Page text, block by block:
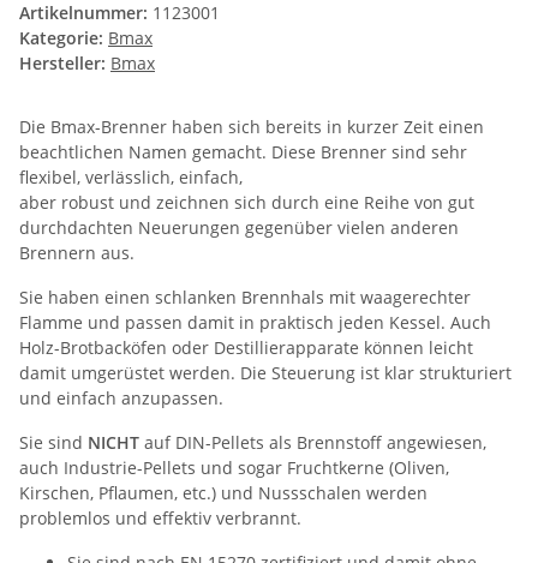
Artikelnummer: 1123001
Kategorie: Bmax
Hersteller: Bmax
Die Bmax-Brenner haben sich bereits in kurzer Zeit einen
beachtlichen Namen gemacht. Diese Brenner sind sehr
flexibel, verlässlich, einfach,
aber robust und zeichnen sich durch eine Reihe von gut
durchdachten Neuerungen gegenüber vielen anderen
Brennern aus.
Sie haben einen schlanken Brennhals mit waagerechter
Flamme und passen damit in praktisch jeden Kessel. Auch
Holz-Brotbacköfen oder Destillierapparate können leicht
damit umgerüstet werden. Die Steuerung ist klar strukturiert
und einfach anzupassen.
Sie sind NICHT auf DIN-Pellets als Brennstoff angewiesen,
auch Industrie-Pellets und sogar Fruchtkerne (Oliven,
Kirschen, Pflaumen, etc.) und Nussschalen werden
problemlos und effektiv verbrannt.